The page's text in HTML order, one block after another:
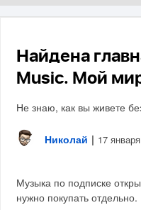
Найдена
Music. Мой
Не знаю, как вы живете
Николай | 17
Музыка по подписке
нужно покупать